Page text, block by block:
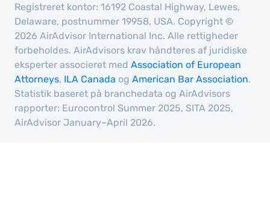
such
high-
calibre
staff.
Team
members
like Aires
are a
Registreret kontor: 16192 Coastal Highway, Lewes,
Delaware, postnummer 19958, USA. Copyright ©
2026 AirAdvisor International Inc. Alle rettigheder
forbeholdes. AirAdvisors krav håndteres af juridiske
eksperter associeret med Association of European
Attorneys, ILA Canada og American Bar Association.
Statistik baseret på branchedata og AirAdvisors
rapporter: Eurocontrol Summer 2025, SITA 2025,
AirAdvisor January–April 2026.